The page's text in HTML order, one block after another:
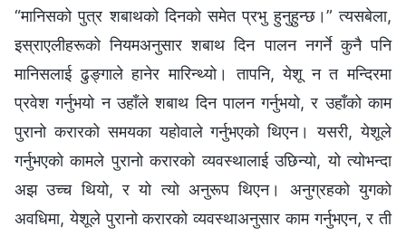
“मानिसको पुत्र शबाथको दिनको समेत प्रभु हुनुहुन्छ।” त्यसबेला,
इस्राएलीहरूको नियमअनुसार शबाथ दिन पालन नगर्ने कुनै पनि
मानिसलाई ढुङ्गाले हानेर मारिन्थ्यो। तापनि, येशू न त मन्दिरमा
प्रवेश गर्नुभयो न उहाँले शबाथ दिन पालन गर्नुभयो, र उहाँको काम
पुरानो करारको समयका यहोवाले गर्नुभएको थिएन। यसरी, येशूले
गर्नुभएको कामले पुरानो करारको व्यवस्थालाई उछिन्यो, यो त्योभन्दा
अझ उच्च थियो, र यो त्यो अनुरूप थिएन। अनुग्रहको युगको
अवधिमा, येशूले पुरानो करारको व्यवस्थाअनुसार काम गर्नुभएन, र ती